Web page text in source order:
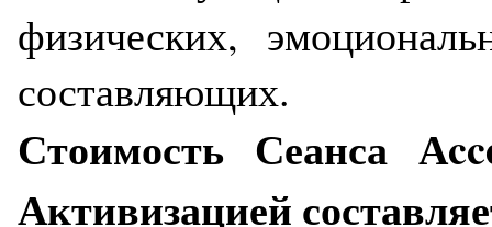
физических,
составляющих.
Стоимость Сеанса
Активизацией